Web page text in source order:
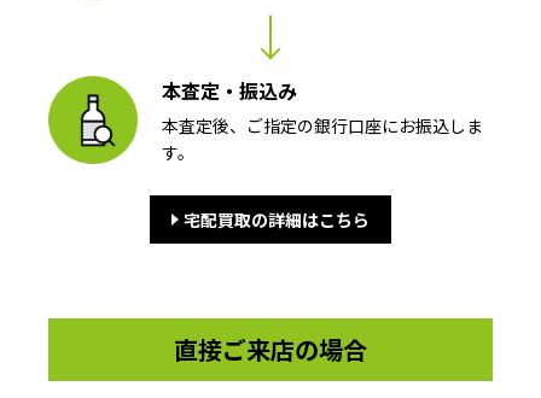
本査定・振込み
本査定後、ご指定の銀行口座にお振込しま
す。
宅配買取の詳細はこちら
直接ご来店の場合